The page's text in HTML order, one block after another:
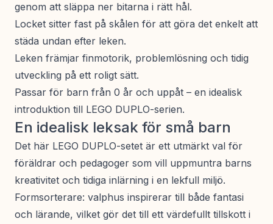
genom att släppa ner bitarna i rätt hål.
Locket sitter fast på skålen för att göra det enkelt att
städa undan efter leken.
Leken främjar finmotorik, problemlösning och tidig
utveckling på ett roligt sätt.
Passar för barn från 0 år och uppåt – en idealisk
introduktion till LEGO DUPLO-serien.
En idealisk leksak för små barn
Det här LEGO DUPLO-setet är ett utmärkt val för
föräldrar och pedagoger som vill uppmuntra barns
kreativitet och tidiga inlärning i en lekfull miljö.
Formsorterare: valphus inspirerar till både fantasi
och lärande, vilket gör det till ett värdefullt tillskott i